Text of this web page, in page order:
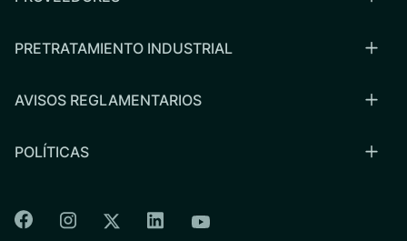
PRETRATAMIENTO INDUSTRIAL
AVISOS REGLAMENTARIOS
POLÍTICAS
Colorado Springs Facebook
Colorado Springs Instagram
Colorado Springs Twitter
Colorado Springs Linkedin
Colorado Springs